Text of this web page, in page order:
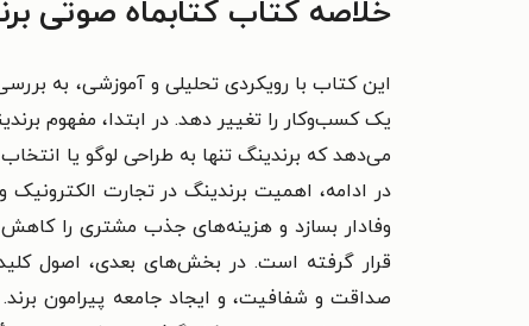
خلاصه کتاب کتابماه صوتی
این کتاب با رویکردی تحلیلی و آموزشی، به
یک کسب‌وکار را تغییر دهد. در ابتدا، مفهوم
می‌دهد که برندینگ تنها به طراحی لوگو یا
در ادامه، اهمیت برندینگ در تجارت
وفادار بسازد و هزینه‌های جذب مشتری را
قرار گرفته است. در بخش‌های بعدی، اصول
صداقت و شفافیت، و ایجاد جامعه پیرامون